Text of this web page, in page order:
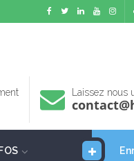
Laissez nous